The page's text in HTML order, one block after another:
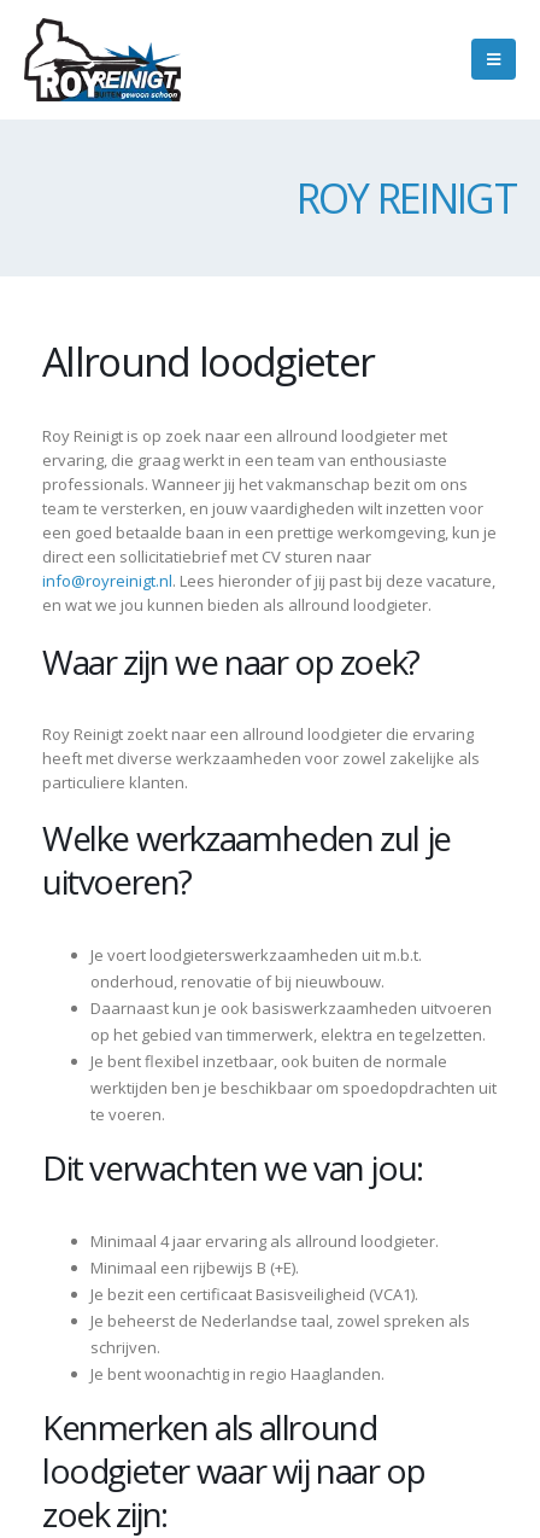
ROY REINIGT
Allround loodgieter
Roy Reinigt is op zoek naar een allround loodgieter met
ervaring, die graag werkt in een team van enthousiaste
professionals. Wanneer jij het vakmanschap bezit om ons
team te versterken, en jouw vaardigheden wilt inzetten voor
een goed betaalde baan in een prettige werkomgeving, kun je
direct een sollicitatiebrief met CV sturen naar
info@royreinigt.nl. Lees hieronder of jij past bij deze vacature,
en wat we jou kunnen bieden als allround loodgieter.
Waar zijn we naar op zoek?
Roy Reinigt zoekt naar een allround loodgieter die ervaring
heeft met diverse werkzaamheden voor zowel zakelijke als
particuliere klanten.
Welke werkzaamheden zul je
uitvoeren?
Je voert loodgieterswerkzaamheden uit m.b.t.
onderhoud, renovatie of bij nieuwbouw.
Daarnaast kun je ook basiswerkzaamheden uitvoeren
op het gebied van timmerwerk, elektra en tegelzetten.
Je bent flexibel inzetbaar, ook buiten de normale
werktijden ben je beschikbaar om spoedopdrachten uit
te voeren.
Dit verwachten we van jou:
Minimaal 4 jaar ervaring als allround loodgieter.
Minimaal een rijbewijs B (+E).
Je bezit een certificaat Basisveiligheid (VCA1).
Je beheerst de Nederlandse taal, zowel spreken als
schrijven.
Je bent woonachtig in regio Haaglanden.
Kenmerken als allround
loodgieter waar wij naar op
zoek zijn: